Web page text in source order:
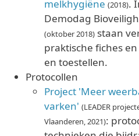
melkhygiëne (2018).
Demodag
(oktober 2018) staan
praktische fiches
en toestellen.
Protocollen
Project 'Meer
varken' (LEADER
Vlaanderen, 2021):